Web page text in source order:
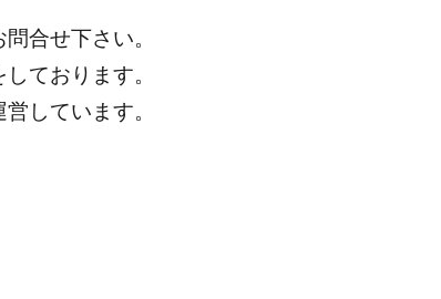
合せ下さい。
ております。
しています。